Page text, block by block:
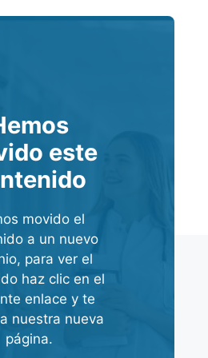
este
movido el
a un nuevo
para ver el
haz clic en el
enlace y te
nuestra nueva
página.